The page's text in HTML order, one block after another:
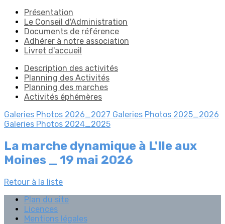
Présentation
Le Conseil d'Administration
Documents de référence
Adhérer à notre association
Livret d'accueil
Description des activités
Planning des Activités
Planning des marches
Activités éphémères
Galeries Photos 2026_2027 Galeries Photos 2025_2026
Galeries Photos 2024_2025
La marche dynamique à L'Ile aux
Moines _ 19 mai 2026
Retour à la liste
Plan du site
Licences
Mentions légales